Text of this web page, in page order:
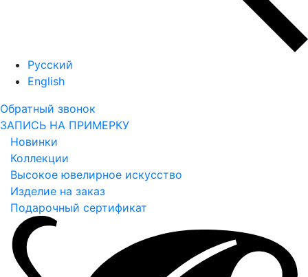
Русский
English
Обратный звонок
ЗАПИСЬ НА ПРИМЕРКУ
Новинки
Коллекции
Высокое ювелирное искусство
Изделие на заказ
Подарочный сертификат